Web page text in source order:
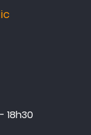
18h30